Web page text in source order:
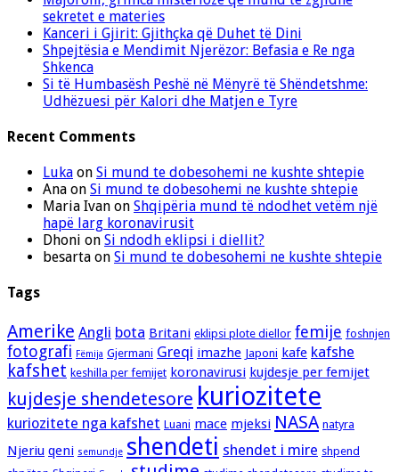
sekretet e materies
Kanceri i Gjirit: Gjithçka që Duhet të Dini
Shpejtësia e Mendimit Njerëzor: Befasia e Re nga
Shkenca
Si të Humbasësh Peshë në Mënyrë të Shëndetshme:
Udhëzuesi për Kalori dhe Matjen e Tyre
Recent Comments
Luka on Si mund te dobesohemi ne kushte shtepie
Ana on Si mund te dobesohemi ne kushte shtepie
Maria Ivan on Shqipëria mund të ndodhet vetëm një
hapë larg koronavirusit
Dhoni on Si ndodh eklipsi i diellit?
besarta on Si mund te dobesohemi ne kushte shtepie
Tags
Amerike Angli bota Britani eklipsi plote diellor femije foshnjen
fotografi Fëmija Gjermani Greqi imazhe Japoni kafe kafshe
kafshet keshilla per femijet koronavirusi kujdesje per femijet
kujdesje shendetesore kuriozitete
kuriozitete nga kafshet Luani mace mjeksi NASA natyra
Njeriu qeni semundje shendeti shendet i mire shpend